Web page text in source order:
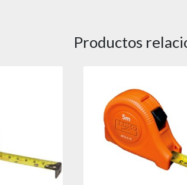
Productos